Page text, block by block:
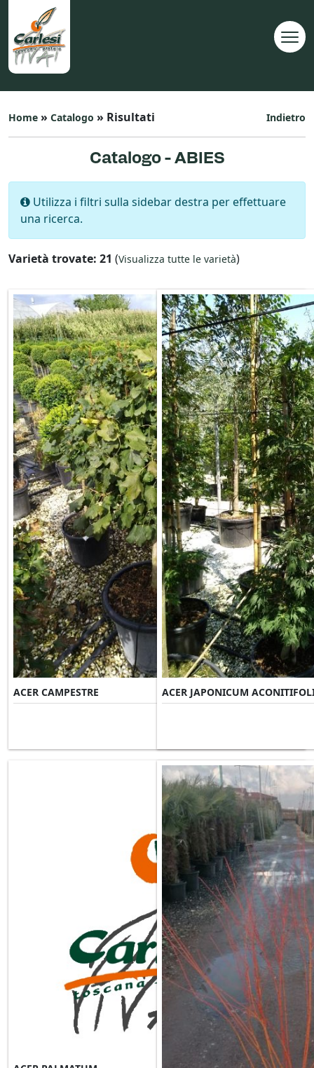
Indietro
Home » Catalogo » Risultati
Catalogo - ABIES
Utilizza i filtri sulla sidebar destra per effettuare
una ricerca.
Varietà trovate: 21 (Visualizza tutte le varietà)
ACER CAMPESTRE ACER JAPONICUM